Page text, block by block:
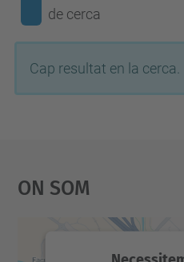
de cerca
Cap resultat en la cerca.
On Som